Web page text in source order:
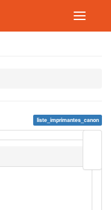
liste_imprimantes_canon
page